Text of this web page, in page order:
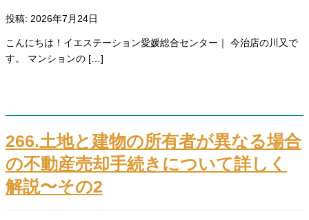
投稿: 2026年7月24日
こんにちは！イエステーション愛媛総合センター｜ 今治店の川又で
す。 マンションの […]
266.土地と建物の所有者が異なる場合
の不動産売却手続きについて詳しく
解説〜その2